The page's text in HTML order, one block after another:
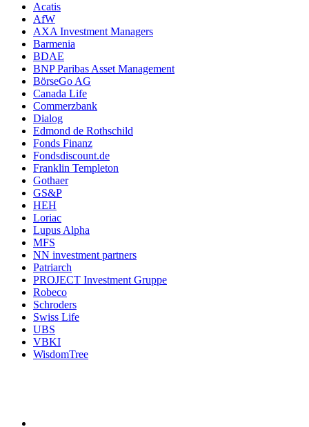
Acatis
AfW
AXA Investment Managers
Barmenia
BDAE
BNP Paribas Asset Management
BörseGo AG
Canada Life
Commerzbank
Dialog
Edmond de Rothschild
Fonds Finanz
Fondsdiscount.de
Franklin Templeton
Gothaer
GS&P
HEH
Loriac
Lupus Alpha
MFS
NN investment partners
Patriarch
PROJECT Investment Gruppe
Robeco
Schroders
Swiss Life
UBS
VBKI
WisdomTree